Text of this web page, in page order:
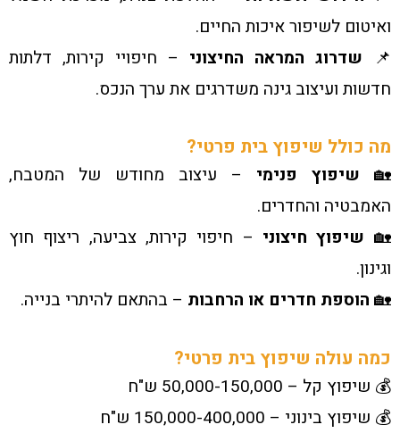
ואיטום לשיפור איכות החיים.
📌 שדרוג המראה החיצוני – חיפויי קירות, דלתות
חדשות ועיצוב גינה משדרגים את ערך הנכס.
מה כולל שיפוץ בית פרטי?
🏡 שיפוץ פנימי – עיצוב מחודש של המטבח,
האמבטיה והחדרים.
🏡 שיפוץ חיצוני – חיפוי קירות, צביעה, ריצוף חוץ
וגינון.
🏡 הוספת חדרים או הרחבות – בהתאם להיתרי בנייה.
כמה עולה שיפוץ בית פרטי?
💰 שיפוץ קל – 50,000-150,000 ש"ח
💰 שיפוץ בינוני – 150,000-400,000 ש"ח